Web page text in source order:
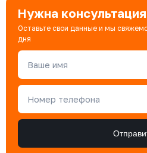
Нужна
Оставьте свои данные и мы
дня
Ваше имя
Номер телефона